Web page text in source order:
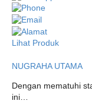
Lihat Produk
NUGRAHA UTAMA
Dengan mematuhi
ini…